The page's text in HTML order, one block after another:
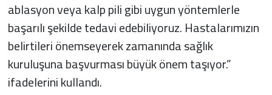
ablasyon veya kalp pili gibi uygun yöntemlerle
başarılı şekilde tedavi edebiliyoruz. Hastalarımızın
belirtileri önemseyerek zamanında sağlık
kuruluşuna başvurması büyük önem taşıyor.”
ifadelerini kullandı.